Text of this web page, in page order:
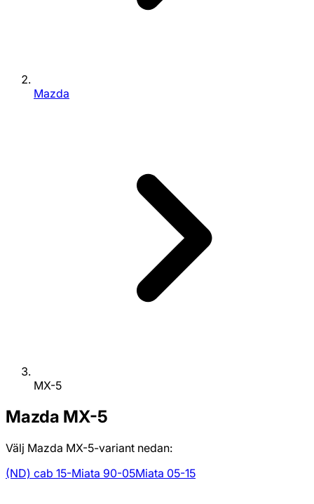
Mazda
MX-5
Mazda MX-5
Välj Mazda MX-5-variant nedan:
(ND) cab 15-Miata 90-05Miata 05-15